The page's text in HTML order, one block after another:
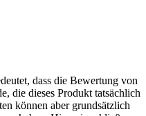
dass die Bewertung von
die dieses Produkt tatsächlich
können aber grundsätzlich